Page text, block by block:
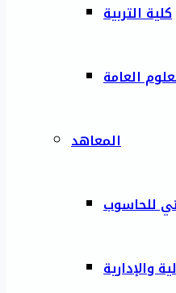
كلية التربية
العامة
المعاهد
للحاسوب
والإدارية